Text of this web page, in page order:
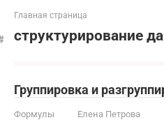
Главная страница
структурирование
Группировка и
Формулы Елена Петрова